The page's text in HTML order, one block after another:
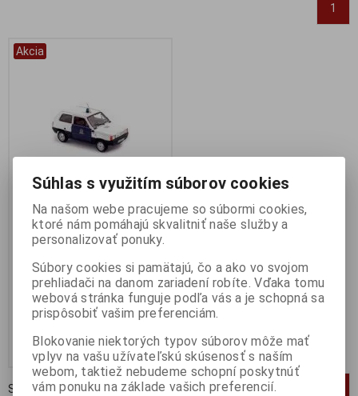
1
Akcia
1:43 SEAT PANDA GUARDIA
URBANA 1981 - NOREV -
740100
Výrobca:NOREV
Katalógové číslo: NO-740100
Skladom:1 ks
39,95 EUR
Pridať do košíka
Strana1z1Celkom 1záznamov
Súhlas s využitím súborov cookies
Na našom webe pracujeme so súbormi cookies,
ktoré nám pomáhajú skvalitniť naše služby a
personalizovať ponuky.
Súbory cookies si pamätajú, čo a ako vo svojom
prehliadači na danom zariadení robíte. Vďaka tomu
webová stránka funguje podľa vás a je schopná sa
prispôsobiť vašim preferenciám.
Blokovanie niektorých typov súborov môže mať
vplyv na vašu užívateľskú skúsenosť s naším
webom, taktiež nebudeme schopní poskytnúť
vám ponuku na základe vašich preferencií.